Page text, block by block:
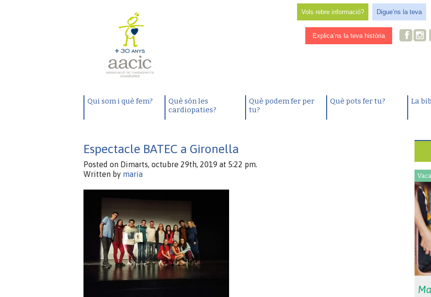
Vols rebre informació? Digue’ns la teva
Explica’ns la teva història
Qui som i què fem?
Què són les
cardiopaties?
Què podem fer per
tu?
Què pots fer tu? La
Espectacle BATEC a Gironella
Posted on Dimarts, octubre 29th, 2019 at 5:22 pm.
Written by maria